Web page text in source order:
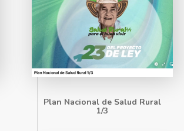
Plan Nacional de Salud Rural
1/3